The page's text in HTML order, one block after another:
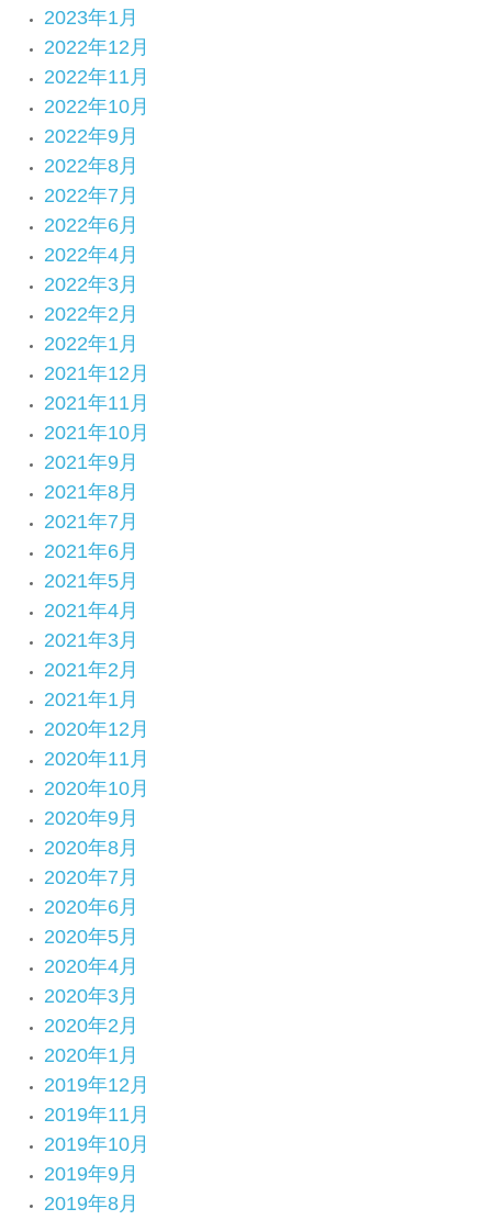
2023年1月
2022年12月
2022年11月
2022年10月
2022年9月
2022年8月
2022年7月
2022年6月
2022年4月
2022年3月
2022年2月
2022年1月
2021年12月
2021年11月
2021年10月
2021年9月
2021年8月
2021年7月
2021年6月
2021年5月
2021年4月
2021年3月
2021年2月
2021年1月
2020年12月
2020年11月
2020年10月
2020年9月
2020年8月
2020年7月
2020年6月
2020年5月
2020年4月
2020年3月
2020年2月
2020年1月
2019年12月
2019年11月
2019年10月
2019年9月
2019年8月